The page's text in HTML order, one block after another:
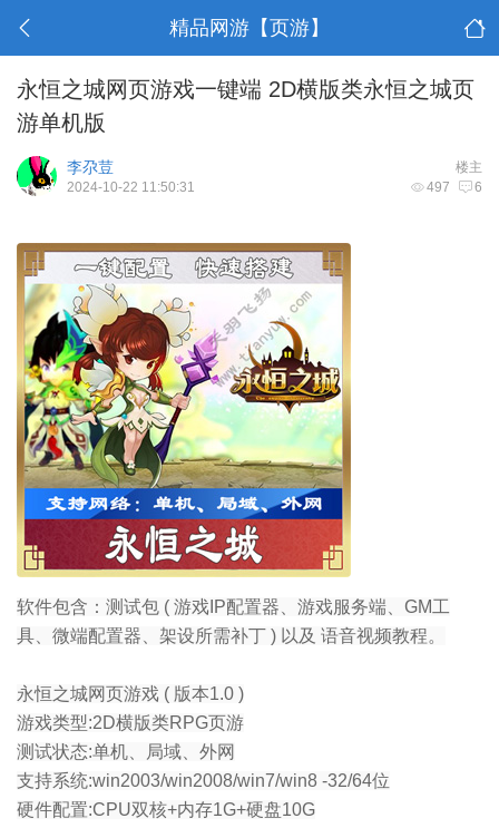
精品网游【页游】
永恒之城网页游戏一键端 2D横版类永恒之城页
游单机版
楼主
李尕荳
497 6
2024-10-22 11:50:31
软件包含：测试包 ( 游戏IP配置器、游戏服务端、GM工
具、微端配置器、架设所需补丁 ) 以及 语音视频教程。
永恒之城网页游戏 ( 版本1.0 )
游戏类型:2D横版类RPG页游
测试状态:单机、局域、外网
支持系统:win2003/win2008/win7/win8 -32/64位
硬件配置:CPU双核+内存1G+硬盘10G